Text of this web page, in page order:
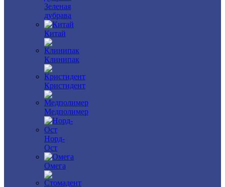
Зеленая
дубрава
Китай
Клинипак
Кристидент
Медполимер
Норд-
Ост
Омега